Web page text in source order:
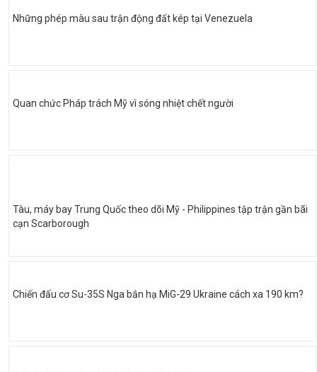
Những phép màu sau trận động đất kép tại Venezuela
Quan chức Pháp trách Mỹ vì sóng nhiệt chết người
Tàu, máy bay Trung Quốc theo dõi Mỹ - Philippines tập trận gần bãi
cạn Scarborough
Chiến đấu cơ Su-35S Nga bắn hạ MiG-29 Ukraine cách xa 190 km?